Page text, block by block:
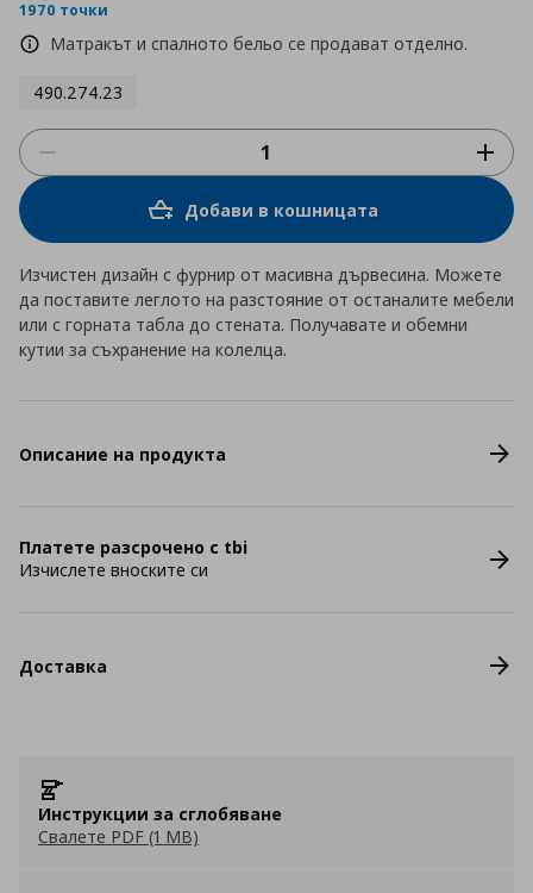
1970 точки
Матракът и спалното бельо се продават отделно.
490.274.23
Добави в кошницата
Изчистен дизайн с фурнир от масивна дървесина. Можете
да поставите леглото на разстояние от останалите мебели
или с горната табла до стената. Получавате и обемни
кутии за съхранение на колелца.
Описание на продукта
Платете разсрочено с tbi
Изчислете вноските си
Доставка
Инструкции за сглобяване
Свалете PDF (1 MB)